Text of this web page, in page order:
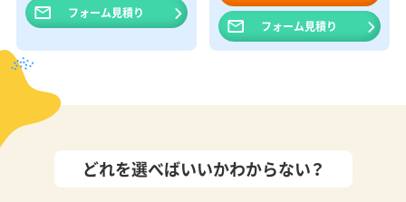
フォーム見積り
フォーム見積り
どれを選べばいいかわからない？